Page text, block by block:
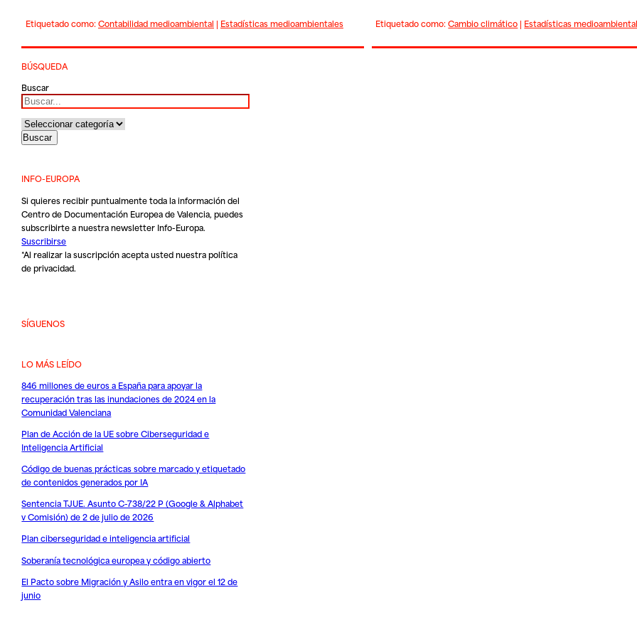
Etiquetado como:Contabilidad medioambiental | Estadísticas medioambientales Etiquetado como:Cambio climático | Estadísticas
BÚSQUEDA
Buscar
INFO-EUROPA
Si quieres recibir puntualmente toda la información del
Centro de Documentación Europea de Valencia, puedes
subscribirte a nuestra newsletter Info-Europa.
Suscribirse
*Al realizar la suscripción acepta usted nuestrapolítica
de privacidad.
SÍGUENOS
LO MÁS LEÍDO
846 millones de euros a España para apoyar la
recuperación tras las inundaciones de 2024 en la
Comunidad Valenciana
Plan de Acción de la UE sobre Ciberseguridad e
Inteligencia Artificial
Código de buenas prácticas sobre marcado y etiquetado
de contenidos generados por IA
Sentencia TJUE. Asunto C-738/22 P (Google & Alphabet
v Comisión) de 2 de julio de 2026
Plan ciberseguridad e inteligencia artificial
Soberanía tecnológica europea y código abierto
El Pacto sobre Migración y Asilo entra en vigor el 12 de
junio